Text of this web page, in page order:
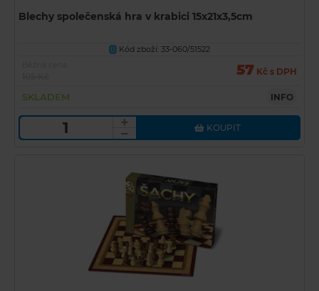
Blechy společenská hra v krabici 15x21x3,5cm
U
Kód zboží: 33-060/51522
57 Kč s DPH
SKLADEM INFO
KOUPIT